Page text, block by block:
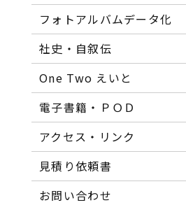
フォトアルバムデータ化
社史・自叙伝
One Two えいと
電子書籍・ＰＯＤ
アクセス・リンク
見積り依頼書
お問い合わせ